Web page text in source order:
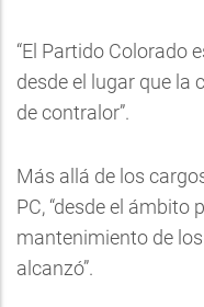
“El Partido Colorado
desde el lugar que la
de contralor”.
Más allá de los
PC, “desde el ámbito
mantenimiento de
alcanzó”.